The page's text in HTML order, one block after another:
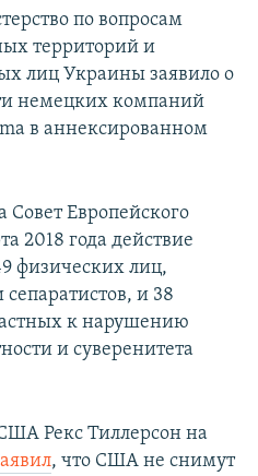
по вопросам
территорий и
лиц Украины заявило о
немецких компаний
в аннексированном
Совет Европейского
2018 года действие
физических лиц,
и 38
к нарушению
и суверенитета
Рекс Тиллерсон на
, что США не снимут